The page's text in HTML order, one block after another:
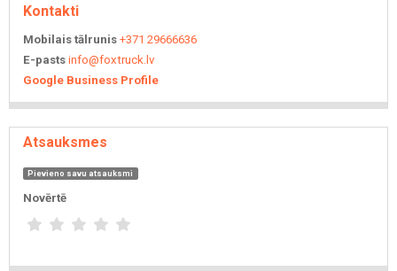
Kontakti
Mobilais tālrunis +371 29666636
E-pasts info@foxtruck.lv
Google Business Profile
Atsauksmes
Pievieno savu atsauksmi
Novērtē